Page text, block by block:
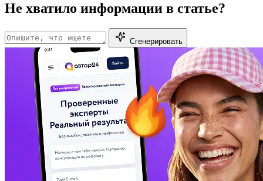
Не хватило информации в статье?
Сгенерировать